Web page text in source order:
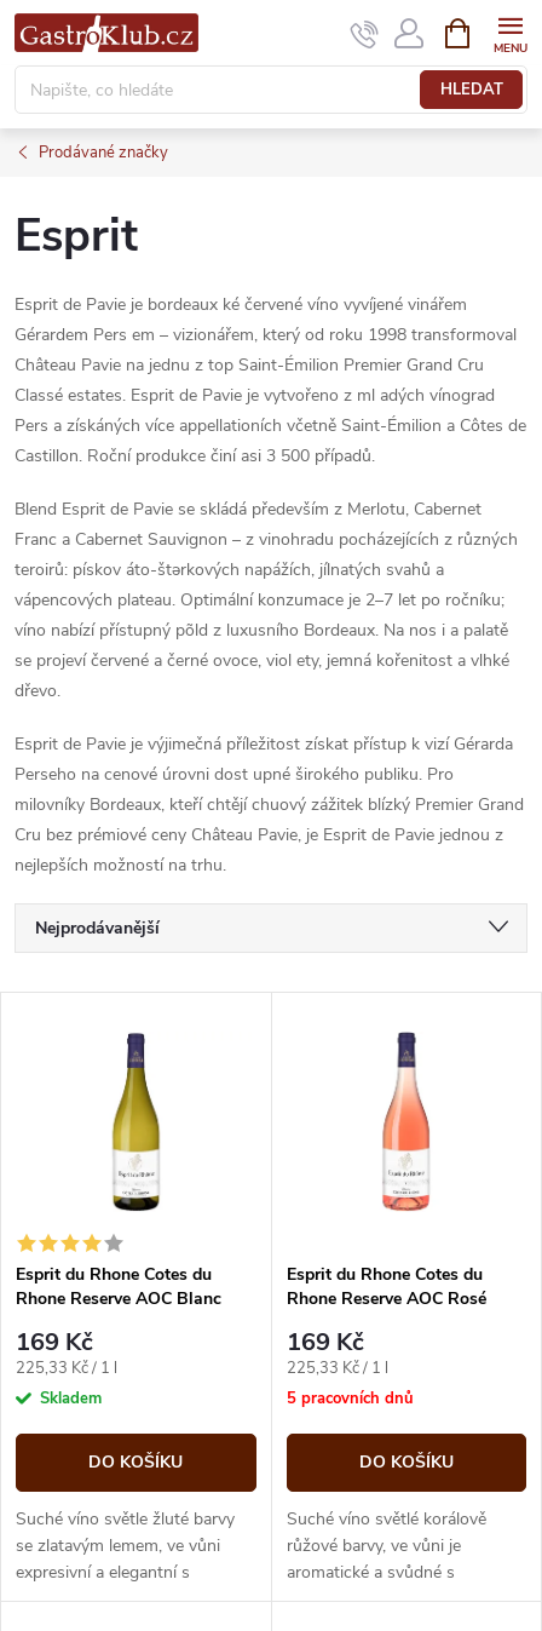
Přejít
na
obsah
HLEDAT
NÁKUPNÍ
KOŠÍK
Prodávané značky
Esprit
Esprit de Pavie je bordeaux ké červené víno vyvíjené vinářem
Gérardem Pers em – vizionářem, který od roku 1998 transformoval
Château Pavie na jednu z top Saint-Émilion Premier Grand Cru
Classé estates. Esprit de Pavie je vytvořeno z ml adých vínograd
Pers a získáných více appellationích včetně Saint-Émilion a Côtes de
Castillon. Roční produkce činí asi 3 500 případů.
Blend Esprit de Pavie se skládá především z Merlotu, Cabernet
Franc a Cabernet Sauvignon – z vinohradu pocházejících z různých
teroirů: pískov áto-štərkových napážích, jílnatých svahů a
vápencových plateau. Optimální konzumace je 2–7 let po ročníku;
víno nabízí přístupný põld z luxusního Bordeaux. Na nos i a palatě
se projeví červené a černé ovoce, viol ety, jemná kořenitost a vlhké
dřevo.
Esprit de Pavie je výjimečná příležitost získat přístup k vizí Gérarda
Perseho na cenové úrovni dost upné širokého publiku. Pro
milovníky Bordeaux, kteří chtějí chuový zážitek blízký Premier Grand
Cru bez prémiové ceny Château Pavie, je Esprit de Pavie jednou z
nejlepších možností na trhu.
Ř
a
í
p
r
o
d
u
k
Nejprodávanější
s
p
r
o
d
u
Esprit du Rhone Cotes du
Rhone Reserve AOC Blanc
169 Kč
Měrná
cena:
225,33 Kč / 1 l
Skladem
DO KOŠÍKU
Suché víno světle žluté barvy
se zlatavým lemem, ve vůni
expresivní a elegantní s
nádechem citrusů a tóny akátu.
Esprit du Rhone Cotes du
Rhone Reserve AOC Rosé
169 Kč
Měrná
cena:
225,33 Kč / 1 l
5 pracovních dnů
DO KOŠÍKU
Suché víno světlé korálově
růžové barvy, ve vůni je
aromatické a svůdné s
ovocnými tóny malin a ostružin.